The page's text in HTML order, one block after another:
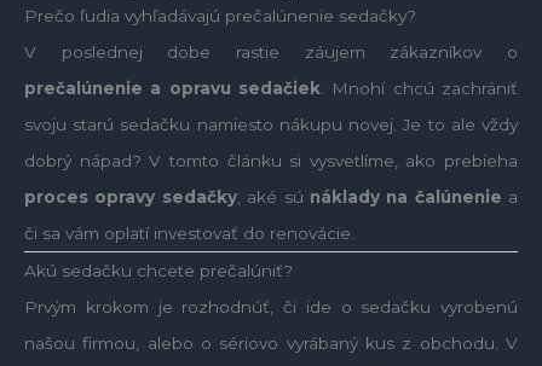
Prečo ľudia vyhľadávajú prečalúnenie sedačky?
V poslednej dobe rastie záujem zákazníkov o
prečalúnenie a opravu sedačiek . Mnohí chcú zachrániť
svoju starú sedačku namiesto nákupu novej. Je to ale vždy
dobrý nápad? V tomto článku si vysvetlíme, ako prebieha
proces opravy sedačky, aké sú náklady na čalúnenie a
či sa vám oplatí investovať do renovácie.
Akú sedačku chcete prečalúniť?
Prvým krokom je rozhodnúť, či ide o sedačku vyrobenú
našou firmou, alebo o sériovo vyrábaný kus z obchodu. V